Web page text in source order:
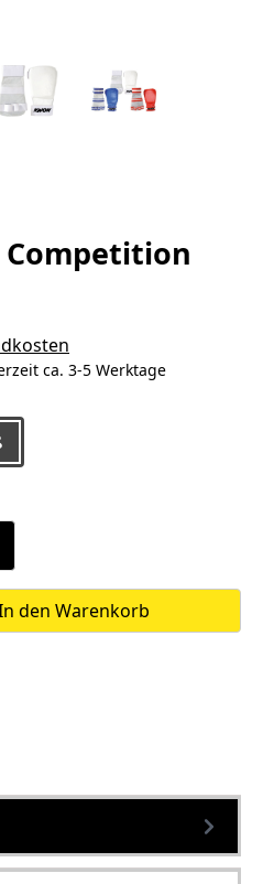
ca. 3-5 Werktage
den Warenkorb